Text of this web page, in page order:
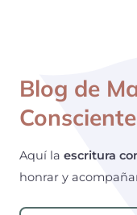
Blog de
Consciente
Aquí la escritura
honrar y